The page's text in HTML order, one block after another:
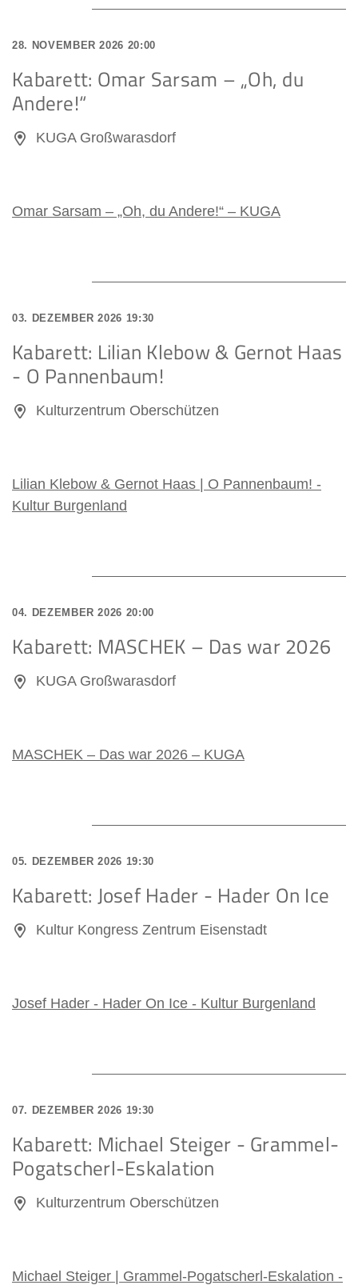
28. NOVEMBER 2026 20:00
Kabarett: Omar Sarsam – „Oh, du
Andere!“
KUGA Großwarasdorf
Omar Sarsam – „Oh, du Andere!“ – KUGA
03. DEZEMBER 2026 19:30
Kabarett: Lilian Klebow & Gernot Haas
- O Pannenbaum!
Kulturzentrum Oberschützen
Lilian Klebow & Gernot Haas | O Pannenbaum! -
Kultur Burgenland
04. DEZEMBER 2026 20:00
Kabarett: MASCHEK – Das war 2026
KUGA Großwarasdorf
MASCHEK – Das war 2026 – KUGA
05. DEZEMBER 2026 19:30
Kabarett: Josef Hader - Hader On Ice
Kultur Kongress Zentrum Eisenstadt
Josef Hader - Hader On Ice - Kultur Burgenland
07. DEZEMBER 2026 19:30
Kabarett: Michael Steiger - Grammel-
Pogatscherl-Eskalation
Kulturzentrum Oberschützen
Michael Steiger | Grammel-Pogatscherl-Eskalation -